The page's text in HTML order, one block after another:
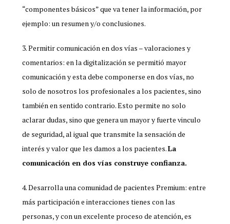
“componentes básicos” que va tener la información, por
ejemplo: un resumen y/o conclusiones.
Permitir comunicación en dos vías – valoraciones y
comentarios: en la digitalización se permitió mayor
comunicación y esta debe componerse en dos vías, no
solo de nosotros los profesionales a los pacientes, sino
también en sentido contrario. Esto permite no solo
aclarar dudas, sino que genera un mayor y fuerte vinculo
de seguridad, al igual que transmite la sensación de
interés y valor que les damos a los pacientes.La
comunicación en dos vías construye confianza.
Desarrolla una comunidad de pacientes Premium: entre
más participación e interacciones tienes con las
personas, y con un excelente proceso de atención, es